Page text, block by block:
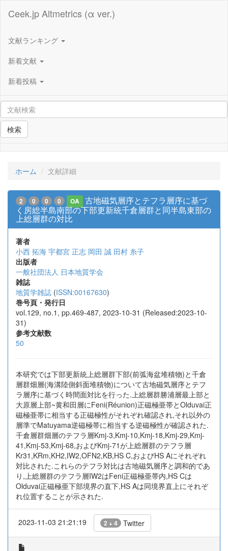
Ceek.jp Altmetrics (α ver.)
文献ランキング
新着文献
新着投稿
検索
ホーム 文献詳細
2 0 0 0 OA
古地磁気層序とテフラ層序に基づ
く房総半島南部の下部更新統千倉層群と同半島東部の
上総層群の対比
著者
小西 拓海 宇都宮 正志 岡田 誠 田村 糸子
出版者
一般社団法人 日本地質学会
雑誌
地質学雑誌 (ISSN:00167630)
巻号頁・発行日
vol.129, no.1, pp.469-487, 2023-10-31 (Released:2023-10-
31)
参考文献数
50
本研究では下部更新統上総層群下部(前弧海盆堆積物)と千倉
層群畑層(海溝陸側斜面堆積物)について古地磁気層序とテフ
ラ層序に基づく時間面対比を行った.上総層群勝浦層最上部と
大原層上部~黄和田層にFeni(Réunion)正磁極亜帯とOlduvai正
磁極亜帯に相当する正磁極性がそれぞれ確認され,それ以外の
層準でMatuyama逆磁極帯に相当する逆磁極性が確認された.
千倉層群畑層のテフラ層Kmj-3,Kmj-10,Kmj-18,Kmj-29,Kmj-
41,Kmj-53,Kmj-68,およびKmj-71が上総層群のテフラ層
Kr31,KRm,KH2,IW2,OFN2,KB,HS C,およびHS Aにそれぞれ
対比された.これらのテフラ対比は古地磁気層序と調和的であ
り,上総層群のテフラ層IW2はFeni正磁極亜帯内,HS Cは
Olduvai正磁極亜下部境界の直下,HS Aは同境界直上にそれぞ
れ位置することが示された.
2023-11-03 21:21:19 2 + 4 Twitter